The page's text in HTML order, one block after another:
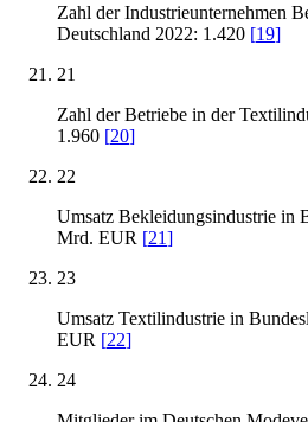
Zahl der Industrieunternehmen
Deutschland 2022: 1.420 [19]
21
Zahl der Betriebe in der
1.960 [20]
22
Umsatz Bekleidungsindustrie in
Mrd. EUR [21]
23
Umsatz Textilindustrie in
EUR [22]
24